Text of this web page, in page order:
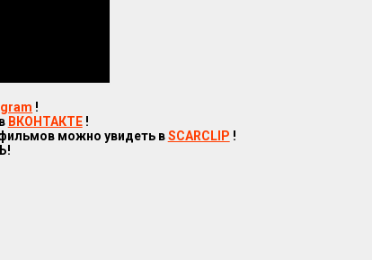
!
ВКОНТАКТЕ!
можно увидеть вSCARCLIP !